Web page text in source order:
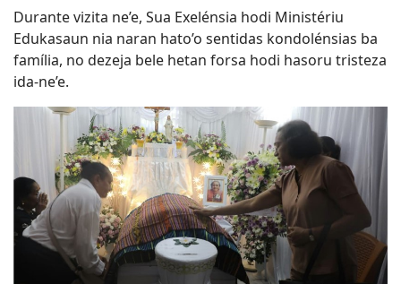
Durante vizita ne’e, Sua Exelénsia hodi Ministériu
Edukasaun nia naran hato’o sentidas kondolénsias ba
família, no dezeja bele hetan forsa hodi hasoru tristeza
ida-ne’e.